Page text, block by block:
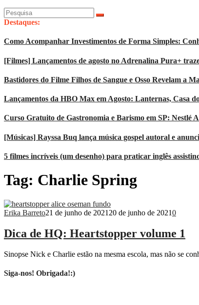
Pesquisar
por:
Destaques:
Como Acompanhar Investimentos de Forma Simples:
[Filmes] Lançamentos de agosto no Adrenalina Pura+
Bastidores do Filme Filhos de Sangue e Osso Revelam a
Lançamentos da HBO Max em Agosto: Lanternas, Casa
Curso Gratuito de Gastronomia e Barismo em SP: Nestlé
[Músicas] Rayssa Buq lança música gospel autoral e
5 filmes incríveis (um desenho) para praticar inglês
Tag: Charlie Spring
Erika Barreto21 de junho de 2021 20 de junho de 20210
Dica de HQ: Heartstopper volume 1
Sinopse Nick e Charlie estão na mesma escola, mas não se
Siga-nos! Obrigada!:)